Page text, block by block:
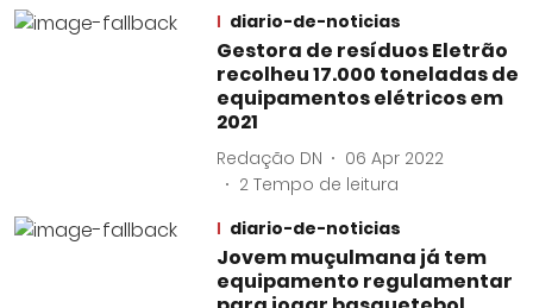
diario-de-noticias
Gestora de resíduos Eletrão
recolheu 17.000 toneladas de
equipamentos elétricos em
2021
Redação DN
06 Apr 2022
2 Tempo de leitura
diario-de-noticias
Jovem muçulmana já tem
equipamento regulamentar